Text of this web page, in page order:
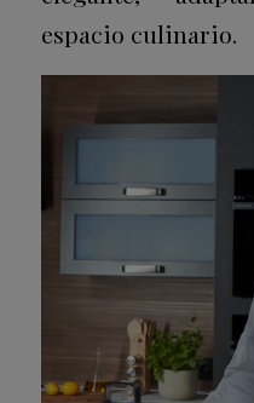
espacio culinario.